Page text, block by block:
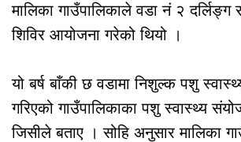
मालिका गाउँपालिकाले वडा नं २ दर्लिङ्ग
शिविर आयोजना गरेको थियो ।
यो बर्ष बाँकी छ वडामा निशुल्क पशु
गरिएको गाउँपालिकाका पशु स्वास्थ्य
जिसीले बताए । सोहि अनुसार मालिका